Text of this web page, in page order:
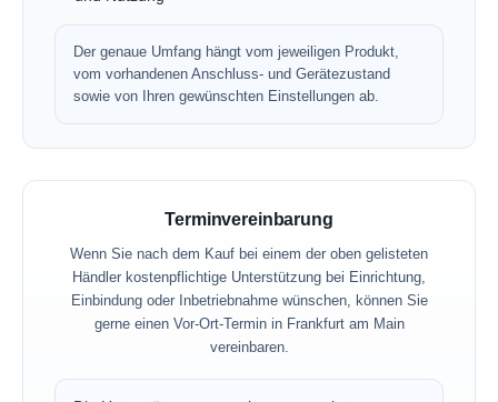
Der genaue Umfang hängt vom jeweiligen Produkt,
vom vorhandenen Anschluss- und Gerätezustand
sowie von Ihren gewünschten Einstellungen ab.
Terminvereinbarung
Wenn Sie nach dem Kauf bei einem der oben gelisteten
Händler kostenpflichtige Unterstützung bei Einrichtung,
Einbindung oder Inbetriebnahme wünschen, können Sie
gerne einen Vor-Ort-Termin in Frankfurt am Main
vereinbaren.